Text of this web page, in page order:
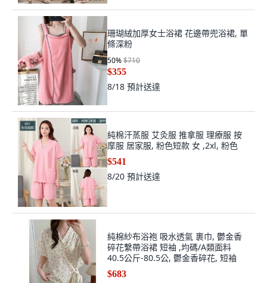
珊瑚絨加厚女士浴裙 花邊帶兜浴裙, 單
條深粉
50%$710
$355
8/18 預計送達
純棉汗蒸服 艾灸服 推拿服 理療服 按
摩服 居家服, 粉色短款 女 ,2xl, 粉色
$541
8/20 預計送達
純棉紗布浴袍 吸水透氣 裹巾, 鬱金香
碎花繫帶浴裙 短袖 ,均碼/A類面料
40.5公斤-80.5公, 鬱金香碎花, 短袖
$683